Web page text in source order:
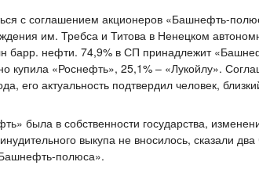
с соглашением акционеров «Башнефть-
им. Требса и Титова в Ненецком
барр. нефти. 74,9% в СП принадлежит
купила «Роснефть», 25,1% – «Лукойлу».
его актуальность подтвердил человек,
была в собственности государства,
выкупа не вносилось, сказали два
полюса».